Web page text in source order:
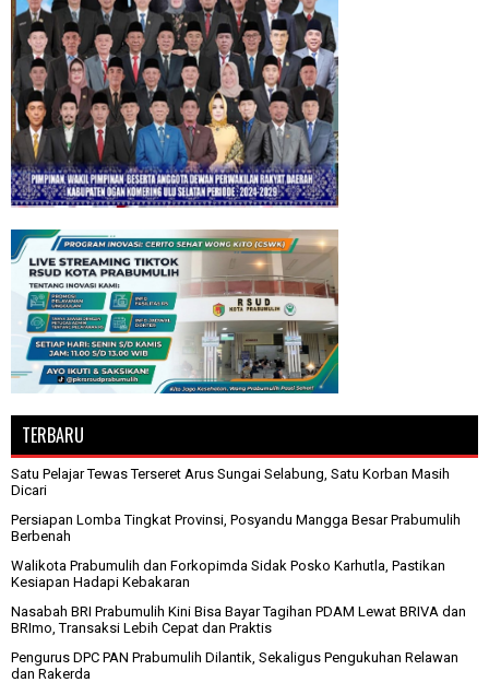
TERBARU
Satu Pelajar Tewas Terseret Arus Sungai Selabung, Satu Korban Masih
Dicari
Persiapan Lomba Tingkat Provinsi, Posyandu Mangga Besar Prabumulih
Berbenah
Walikota Prabumulih dan Forkopimda Sidak Posko Karhutla, Pastikan
Kesiapan Hadapi Kebakaran
Nasabah BRI Prabumulih Kini Bisa Bayar Tagihan PDAM Lewat BRIVA dan
BRImo, Transaksi Lebih Cepat dan Praktis
Pengurus DPC PAN Prabumulih Dilantik, Sekaligus Pengukuhan Relawan
dan Rakerda